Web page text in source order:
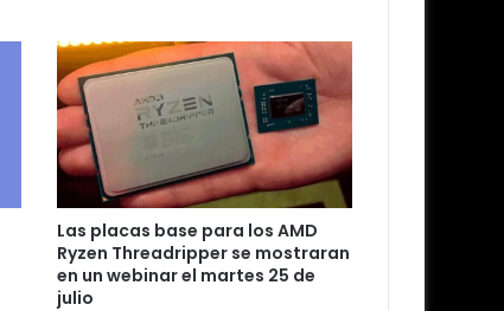
Las placas base para los AMD
Ryzen Threadripper se mostraran
en un webinar el martes 25 de
julio